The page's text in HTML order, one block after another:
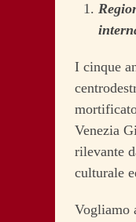
I cinque
Venezia
rilevante
culturale
Vogliamo